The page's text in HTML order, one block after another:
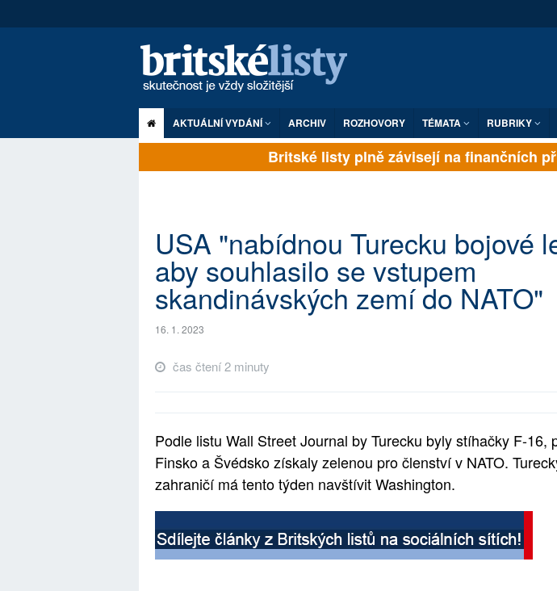
AKTUÁLNÍ VYDÁNÍ ARCHIV ROZHOVORY TÉMATA RUBRIKY
Britské listy plně závisejí na finančních
USA "nabídnou Turecku bojové
aby souhlasilo se vstupem
skandinávských zemí do NATO"
16. 1. 2023
čas čtení 2 minuty
Podle listu Wall Street Journal by Turecku byly stíhačky F-16,
Finsko a Švédsko získaly zelenou pro členství v NATO.
zahraničí má tento týden navštívit Washington.